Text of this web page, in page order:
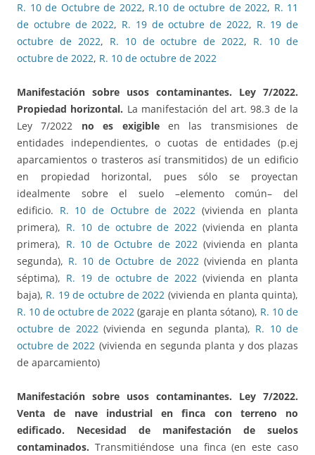
R. 10 de Octubre de 2022, R.10 de octubre de 2022, R. 11
de octubre de 2022, R. 19 de octubre de 2022, R. 19 de
octubre de 2022, R. 10 de octubre de 2022, R. 10 de
octubre de 2022, R. 10 de octubre de 2022
Manifestación sobre usos contaminantes. Ley 7/2022.
Propiedad horizontal. La manifestación del art. 98.3 de la
Ley 7/2022 no es exigibleen las transmisiones de
entidades independientes, o cuotas de entidades (p.ej
aparcamientos o trasteros así transmitidos) de un edificio
en propiedad horizontal, pues sólo se proyectan
idealmente sobre el suelo –elemento común– del
edificio. R. 10 de Octubre de 2022 (vivienda en planta
primera), R. 10 de octubre de 2022 (vivienda en planta
primera), R. 10 de Octubre de 2022 (vivienda en planta
segunda), R. 10 de Octubre de 2022(vivienda en planta
séptima), R. 19 de octubre de 2022 (vivienda en planta
baja), R. 19 de octubre de 2022 (vivienda en planta quinta),
R. 10 de octubre de 2022 (garaje en planta sótano), R. 10 de
octubre de 2022(vivienda en segunda planta), R. 10 de
octubre de 2022 (vivienda en segunda planta y dos plazas
de aparcamiento)
Manifestación sobre usos contaminantes. Ley 7/2022.
Venta de nave industrial en finca con terreno no
edificado. Necesidad de manifestación de suelos
contaminados. Transmitiéndose una finca (en este caso